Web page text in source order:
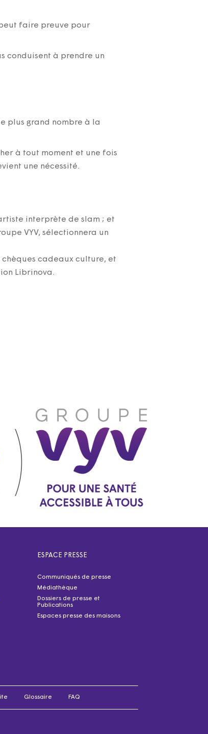
faire preuve pour
conduisent à prendre un
plus grand nombre à la
à tout moment et une fois
une nécessité.
interprète de slam ; et
VYV, sélectionnera un
cadeaux culture, et
Librinova.
ESPACE PRESSE
Communiqués de presse
Médiathèque
Dossiers de presse et
Publications
Espaces presse des maisons
Glossaire FAQ